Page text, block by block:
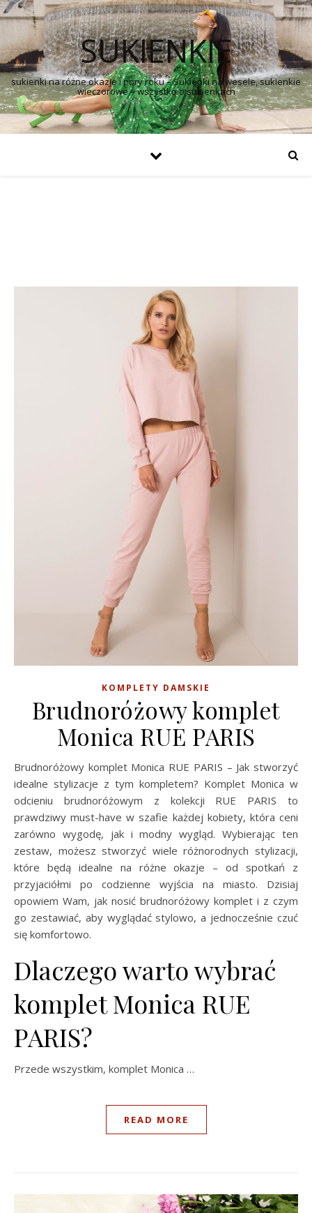
SUKIENKIE
sukienki na różne okazje i pory roku – Sukienki na wesele, sukienkie
wieczorowe – wszystko o sukienkach
KOMPLETY DAMSKIE
Brudnoróżowy komplet
Monica RUE PARIS
Brudnoróżowy komplet Monica RUE PARIS – Jak stworzyć
idealne stylizacje z tym kompletem? Komplet Monica w
odcieniu brudnoróżowym z kolekcji RUE PARIS to
prawdziwy must-have w szafie każdej kobiety, która ceni
zarówno wygodę, jak i modny wygląd. Wybierając ten
zestaw, możesz stworzyć wiele różnorodnych stylizacji,
które będą idealne na różne okazje – od spotkań z
przyjaciółmi po codzienne wyjścia na miasto. Dzisiaj
opowiem Wam, jak nosić brudnoróżowy komplet i z czym
go zestawiać, aby wyglądać stylowo, a jednocześnie czuć
się komfortowo.
Dlaczego warto wybrać
komplet Monica RUE
PARIS?
Przede wszystkim, komplet Monica …
READ MORE